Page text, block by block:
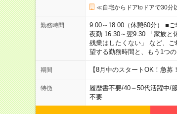
≪自宅からドアtoドアで30分
勤務時間
9:00～18:00（休憩60分） ■
夜勤 16:30～翌9:30 「家族と
残業はしたくない」 など、
望する勤務時間と、もう1つ
期間 【8月中のスタートOK！急
特徴 履歴書不要/40～50代活躍中/
不要